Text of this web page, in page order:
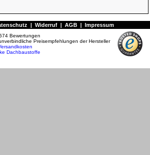
DOP MK06
DOP C04
Anliegen.
| Widerruf | AGB | Impressum
Bewertungen
Preisempfehlungen der Hersteller
Dachbaustoffe